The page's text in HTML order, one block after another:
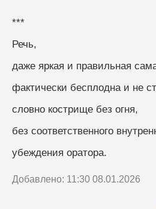
***
Речь,
даже яркая и правильная
фактически бесплодна и не
словно кострище без огня,
без соответственного
убеждения оратора.
Добавлено: 11:30 08.01.2026